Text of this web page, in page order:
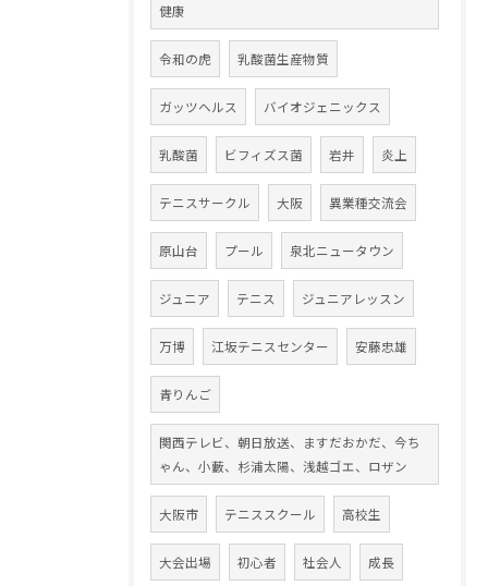
健康
令和の虎 乳酸菌生産物質
ガッツヘルス バイオジェニックス
乳酸菌 ビフィズス菌 岩井 炎上
テニスサークル 大阪 異業種交流会
原山台 プール 泉北ニュータウン
ジュニア テニス ジュニアレッスン
万博 江坂テニスセンター 安藤忠雄
青りんご
関西テレビ、朝日放送、ますだおかだ、今ち
ゃん、小藪、杉浦太陽、浅越ゴエ、ロザン
大阪市 テニススクール 高校生
大会出場 初心者 社会人 成長